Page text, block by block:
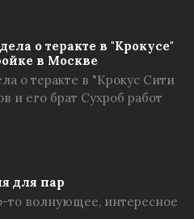
о теракте в "Крокусе"
в Москве
о теракте в "Крокус Сити
и его брат Сухроб работ
для пар
то волнующее, интересное